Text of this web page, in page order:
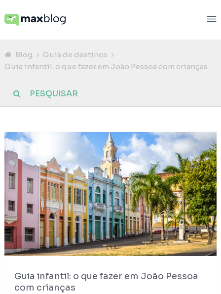
Blog
Guia de destinos
Guia infantil: o que fazer em João Pessoa com crianças
Guia infantil: o que fazer em João Pessoa
com crianças